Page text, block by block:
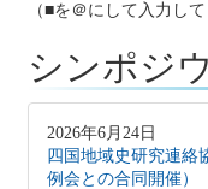
（■を＠にして入力して
シンポジ
2026年6月24日
四国地域史研究連絡
例会との合同開催）